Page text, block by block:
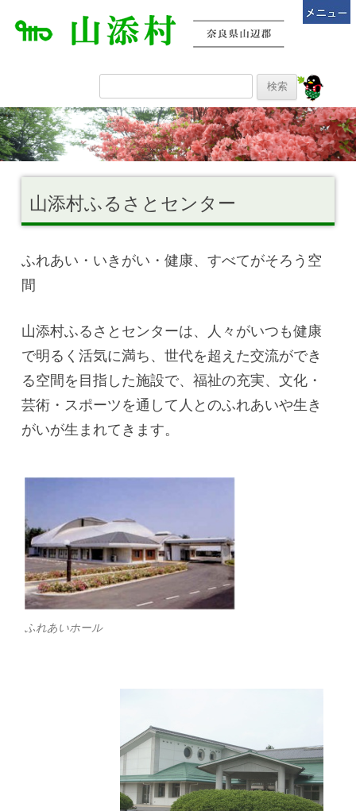
山添村ふるさとセンター
ふれあい・いきがい・健康、すべてがそろう空
間
山添村ふるさとセンターは、人々がいつも健康
で明るく活気に満ち、世代を超えた交流ができ
る空間を目指した施設で、福祉の充実、文化・
芸術・スポーツを通して人とのふれあいや生き
がいが生まれてきます。
ふれあいホール